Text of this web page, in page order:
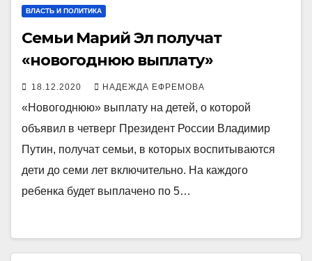
ВЛАСТЬ И ПОЛИТИКА
Семьи Марий Эл получат
«новогоднюю выплату»
18.12.2020 НАДЕЖДА ЕФРЕМОВА
«Новогоднюю» выплату на детей, о которой
объявил в четверг Президент России Владимир
Путин, получат семьи, в которых воспитываются
дети до семи лет включительно. На каждого
ребенка будет выплачено по 5…